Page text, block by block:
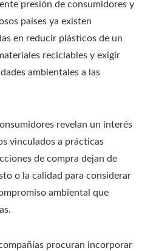
presión de consumidores y
países ya existen
en reducir plásticos de un
reciclables y exigir
ambientales a las
revelan un interés
vinculados a prácticas
de compra dejan de
o la calidad para considerar
ambiental que
procuran incorporar